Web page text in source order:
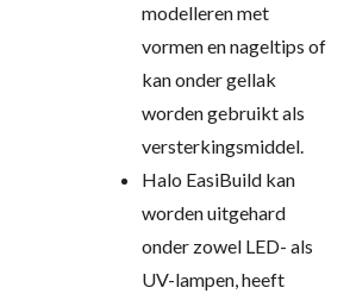
modelleren met
vormen en nageltips of
kan onder gellak
worden gebruikt als
versterkingsmiddel.
Halo EasiBuild kan
worden uitgehard
onder zowel LED- als
UV-lampen, heeft